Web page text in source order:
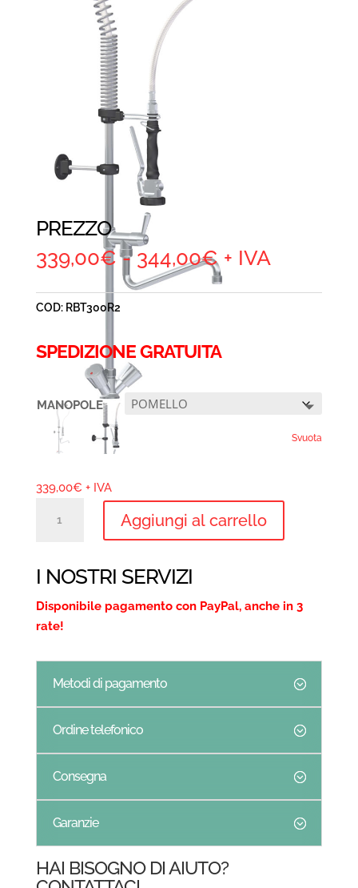
PREZZO
339,00€ - 344,00€Fascia
di
prezzo:
a
+ IVA
COD: RBT300R2
SPEDIZIONE GRATUITA
MANOPOLE
Svuota
339,00€ + IVA
DOCCIA
RUBINETTO
-
MADE
IN
Aggiungi al carrello
I NOSTRI SERVIZI
Disponibile pagamento con PayPal, anche in 3
rate!
Metodi di pagamento
Ordine telefonico
Consegna
Garanzie
HAI BISOGNO DI AIUTO?